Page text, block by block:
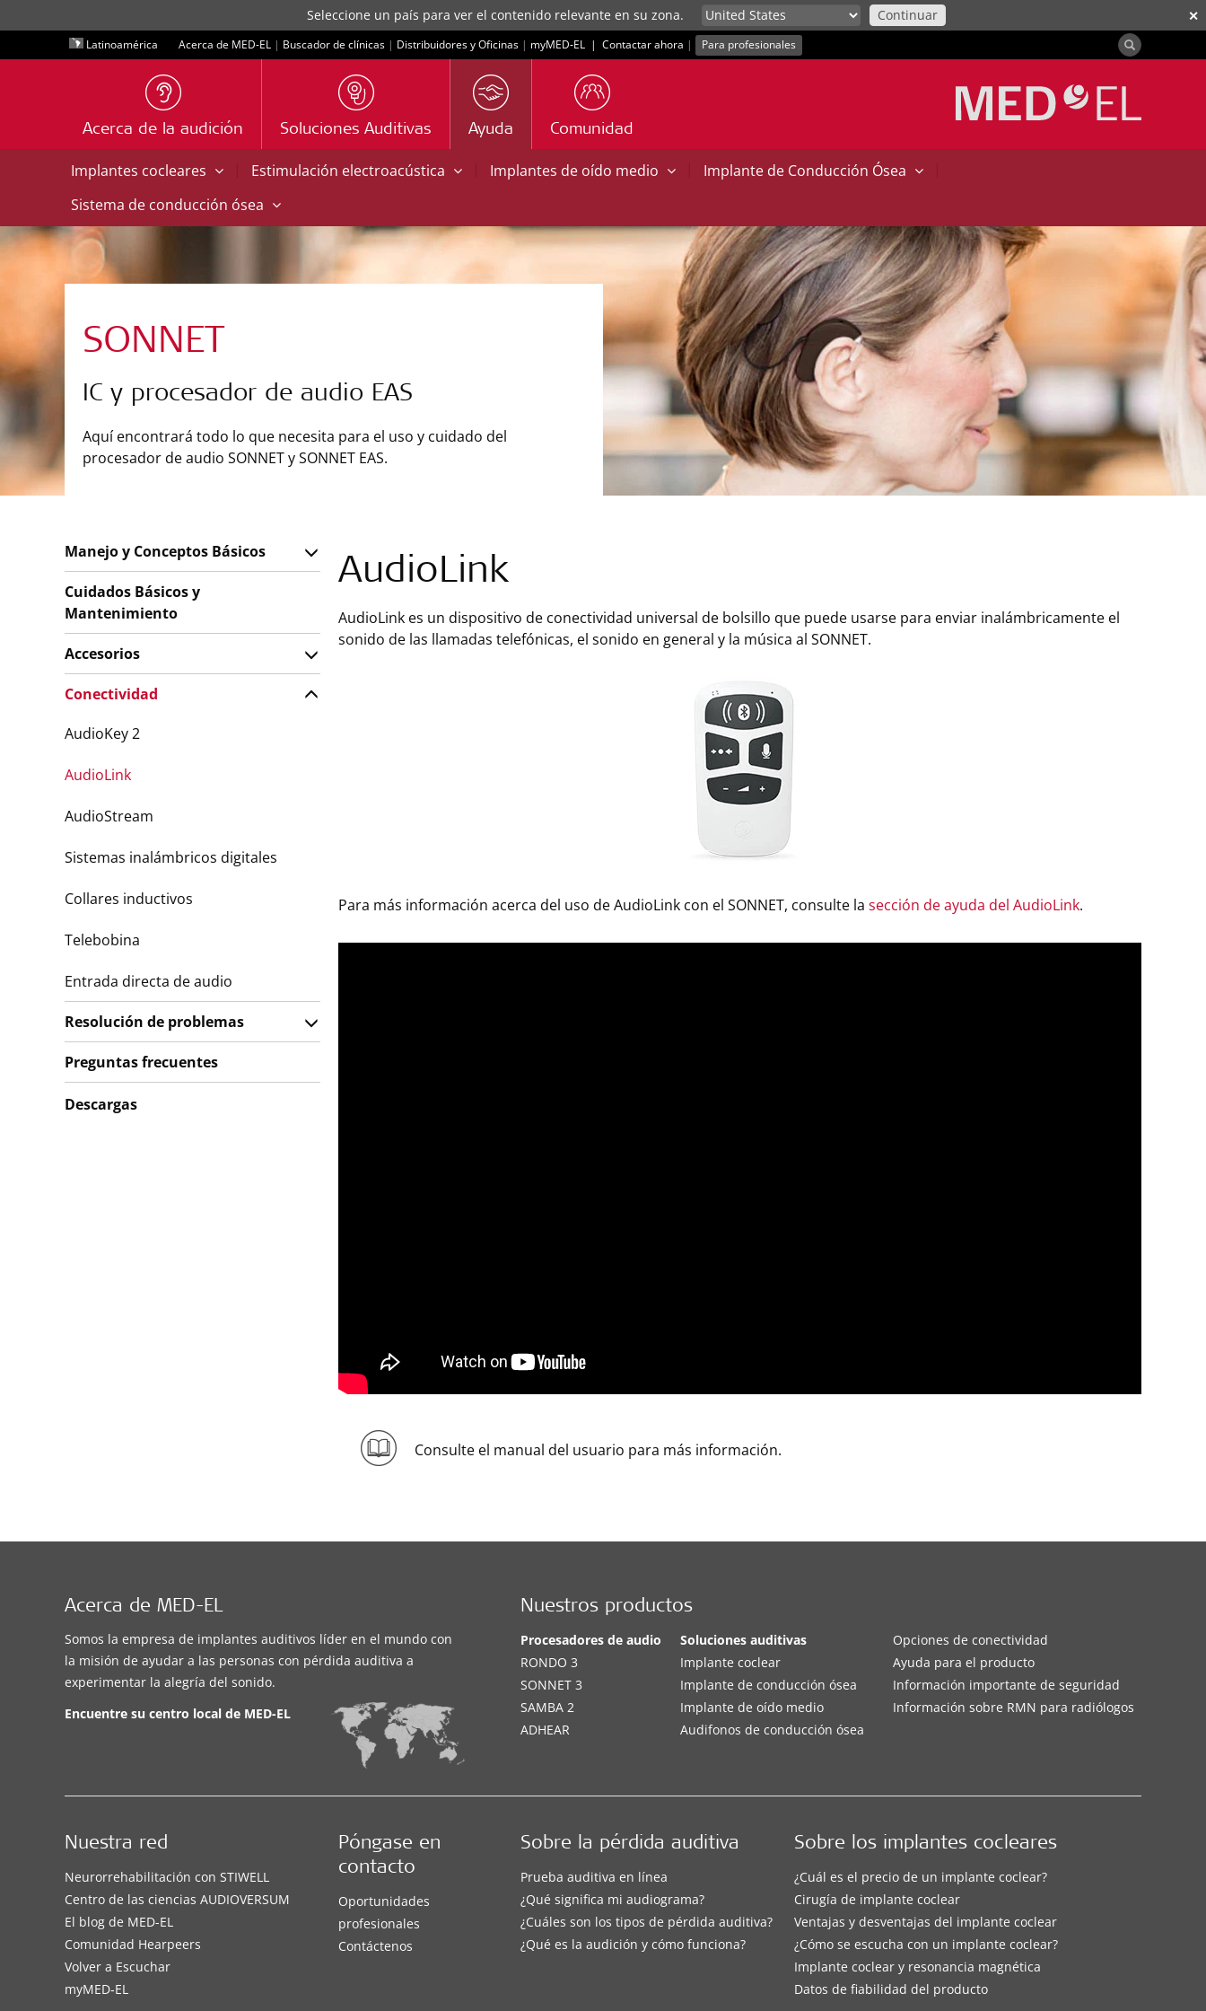
✕
Seleccione un país para ver el contenido relevante en su zona. Continuar
Latinoamérica Acerca de MED-EL | Buscador de clínicas | Distribuidores y Oficinas | myMED‑EL | Contactar ahora | Para profesionales
Acerca de la audición Soluciones Auditivas Ayuda Comunidad
Implantes cocleares | Estimulación electroacústica | Implantes de oído medio | Implante de Conducción Ósea
|
Sistema de conducción ósea
SONNET
IC y procesador de audio EAS
Aquí encontrará todo lo que necesita para el uso y cuidado del
procesador de audio SONNET y SONNET EAS.
AudioLink
AudioLink es un dispositivo de conectividad universal de bolsillo que puede usarse para enviar inalámbricamente el
sonido de las llamadas telefónicas, el sonido en general y la música al SONNET.
Para más información acerca del uso de AudioLink con el SONNET, consulte la sección de ayuda del AudioLink.
Consulte el manual del usuario para más información.
Manejo y Conceptos Básicos
Cuidados Básicos y
Mantenimiento
Accesorios
Conectividad
AudioKey 2
AudioLink
AudioStream
Sistemas inalámbricos digitales
Collares inductivos
Telebobina
Entrada directa de audio
Resolución de problemas
Preguntas frecuentes
Descargas
Acerca de MED-EL
Somos la empresa de implantes auditivos líder en el mundo con
la misión de ayudar a las personas con pérdida auditiva a
experimentar la alegría del sonido.
Encuentre su centro local de MED-EL
Nuestros productos
Procesadores de audio
RONDO 3
SONNET 3
SAMBA 2
ADHEAR
Soluciones auditivas
Implante coclear
Implante de conducción ósea
Implante de oído medio
Audifonos de conducción ósea
Opciones de conectividad
Ayuda para el producto
Información importante de seguridad
Información sobre RMN para radiólogos
Sobre la pérdida auditiva
Prueba auditiva en línea
¿Qué significa mi audiograma?
¿Cuáles son los tipos de pérdida auditiva?
¿Qué es la audición y cómo funciona?
Sobre los implantes cocleares
¿Cuál es el precio de un implante coclear?
Cirugía de implante coclear
Ventajas y desventajas del implante coclear
¿Cómo se escucha con un implante coclear?
Implante coclear y resonancia magnética
Datos de fiabilidad del producto
Nuestra red
Neurorrehabilitación con STIWELL
Centro de las ciencias AUDIOVERSUM
El blog de MED-EL
Comunidad Hearpeers
Volver a Escuchar
myMED‑EL
Póngase en
contacto
Oportunidades
profesionales
Contáctenos